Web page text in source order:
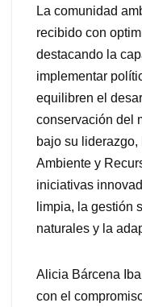
La comunidad
recibido con
destacando la
implementar
equilibren el
conservación del
bajo su
Ambiente y
iniciativas
limpia, la gestión
naturales y la
Alicia Bárcena
con el